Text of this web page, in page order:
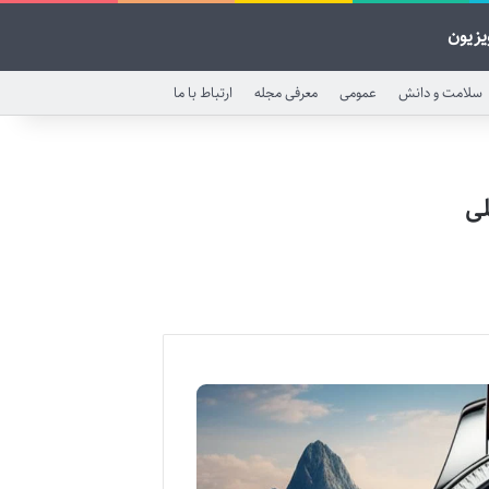
سلامت و دانش عمومی معرفی مجله ارتباط با ما